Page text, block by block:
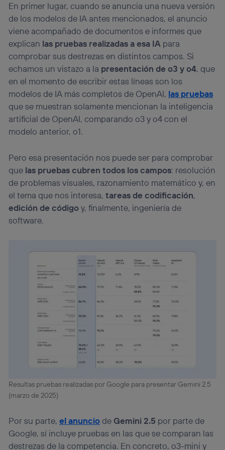
En primer lugar, cuando se anuncia una nueva versión
de los modelos de IA antes mencionados, el anuncio
viene acompañado de documentos e informes que
explican las pruebas realizadas a esa IA para
comprobar sus destrezas en distintos campos. Si
echamos un vistazo a la presentación de o3 y o4, que
en el momento de escribir estas líneas son los
modelos de IA más completos de OpenAI, las pruebas
que se muestran solamente mencionan la inteligencia
artificial de OpenAI, comparando o3 y o4 con el
modelo anterior, o1.
Pero esa presentación nos puede ser para comprobar
que las pruebas cubren todos los campos: resolución
de problemas visuales, razonamiento matemático y, en
el tema que nos interesa,tareas de codificación,
edición de códigoy, finalmente, ingeniería de
software.
Resultas pruebas realizadas por Google para presentar Gemini 2.5
(marzo de 2025)
Por su parte,el anunciode Gemini 2.5 por parte de
Google, sí incluye pruebas en las que se comparan las
destrezas de la competencia. En concreto, o3-mini y
(p. ej., número de teléfono móvil).
Este identificador se asigna a la conexión de internet, por
lo que cualquier persona que conecte su dispositivo y
consienta el uso de la tecnología recibirá el mismo
identificador. Típicamente:
Si utilizas una
conexión de banda ancha
(p. ej., Wi-Fi),
el marketing o análisis se realizará en función de las
actividades de navegación de los miembros del hogar
que hayan dado su consentimiento.
Si utilizasdatos móviles, el marketing será más
personalizado, ya que se basará únicamente en la
navegación del usuario del móvil.
Puedes gestionar los consentimientos Utiq seleccionando
visitando el portal de privacidad de Utiq
(“consenthub”). Para más información, consulta
la política de privacidad de Utiq.